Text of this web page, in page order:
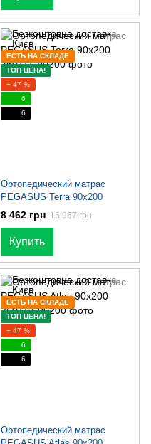
ЕСТЬ НА СКЛАДЕ
ТОП ЦЕНА!
− 47 %
6
6
Ортопедический матрас
PEGASUS Terra 90x200
8 462 грн 15 967 грн
Купить
ЕСТЬ НА СКЛАДЕ
ТОП ЦЕНА!
− 47 %
6
6
Ортопедический матрас